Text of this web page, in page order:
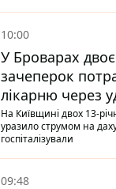
10:00
У Броварах двоє
зачеперок
лікарню через
На Київщині двох 13-
уразило струмом на
госпіталізували
09:48